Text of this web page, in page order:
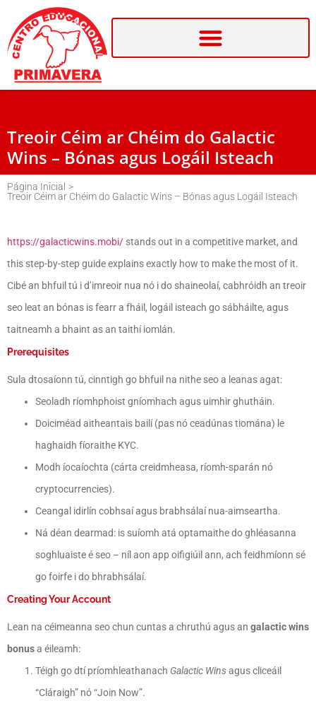
Treoir Céim ar Chéim do Galactic
Wins – Bónas agus Logáil Isteach
Página Inicial >
Treoir Céim ar Chéim do Galactic Wins – Bónas agus Logáil Isteach
https://galacticwins.mobi/ stands out in a competitive market, and
this step-by-step guide explains exactly how to make the most of it.
Cibé an bhfuil tú i d’imreoir nua nó i do shaineolaí, cabhróidh an treoir
seo leat an bónas is fearr a fháil, logáil isteach go sábháilte, agus
taitneamh a bhaint as an taithí iomlán.
Prerequisites
Sula dtosaíonn tú, cinntigh go bhfuil na nithe seo a leanas agat:
Seoladh ríomhphoist gníomhach agus uimhir ghutháin.
Doiciméad aitheantais bailí (pas nó ceadúnas tiomána) le
haghaidh fíoraithe KYC.
Modh íocaíochta (cárta creidmheasa, ríomh-sparán nó
cryptocurrencies).
Ceangal idirlín cobhsaí agus brabhsálaí nua-aimseartha.
Ná déan dearmad: is suíomh atá optamaithe do ghléasanna
soghluaiste é seo – níl aon app oifigiúil ann, ach feidhmíonn sé
go foirfe i do bhrabhsálaí.
Creating Your Account
Lean na céimeanna seo chun cuntas a chruthú agus an galactic wins
bonusa éileamh:
Téigh go dtí príomhleathanach Galactic Winsagus cliceáil
“Cláraigh” nó “Join Now”.